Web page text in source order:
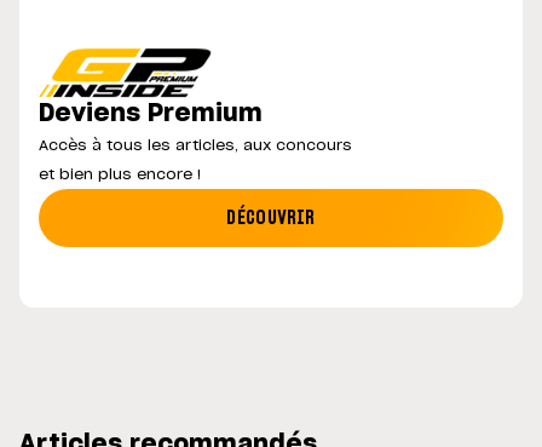
Deviens Premium
Accès à tous les articles, aux concours
et bien plus encore !
DÉCOUVRIR